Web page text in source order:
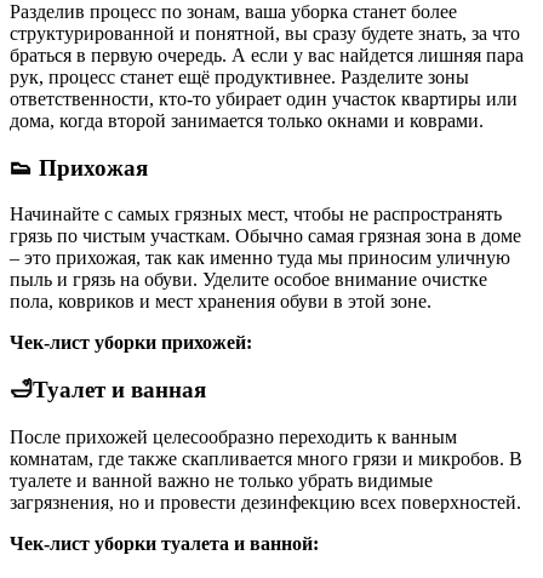
Разделив процесс по зонам, ваша уборка станет более
структурированной и понятной, вы сразу будете знать, за что
браться в первую очередь. А если у вас найдется лишняя пара
рук, процесс станет ещё продуктивнее. Разделите зоны
ответственности, кто-то убирает один участок квартиры или
дома, когда второй занимается только окнами и коврами.
👟 Прихожая
Начинайте с самых грязных мест, чтобы не распространять
грязь по чистым участкам. Обычно самая грязная зона в доме
– это прихожая, так как именно туда мы приносим уличную
пыль и грязь на обуви. Уделите особое внимание очистке
пола, ковриков и мест хранения обуви в этой зоне.
Чек-лист уборки прихожей:
🛁Туалет и ванная
После прихожей целесообразно переходить к ванным
комнатам, где также скапливается много грязи и микробов. В
туалете и ванной важно не только убрать видимые
загрязнения, но и провести дезинфекцию всех поверхностей.
Чек-лист уборки туалета и ванной: